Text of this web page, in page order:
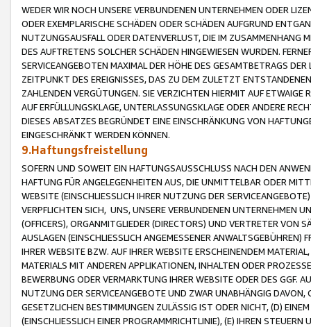
WEDER WIR NOCH UNSERE VERBUNDENEN UNTERNEHMEN ODER
ODER EXEMPLARISCHE SCHÄDEN ODER SCHÄDEN AUFGRUND
NUTZUNGSAUSFALL ODER DATENVERLUST, DIE IM ZUSAMMENHANG
DES AUFTRETENS SOLCHER SCHÄDEN HINGEWIESEN WURDEN.
SERVICEANGEBOTEN MAXIMAL DER HÖHE DES GESAMTBETRAGS
ZEITPUNKT DES EREIGNISSES, DAS ZU DEM ZULETZT
ZAHLENDEN VERGÜTUNGEN. SIE VERZICHTEN HIERMIT AUF
AUF ERFÜLLUNGSKLAGE, UNTERLASSUNGSKLAGE ODER ANDERE
DIESES ABSATZES BEGRÜNDET EINE EINSCHRÄNKUNG VON
EINGESCHRÄNKT WERDEN KÖNNEN.
9.Haftungsfreistellung
SOFERN UND SOWEIT EIN HAFTUNGSAUSSCHLUSS NACH DEN
HAFTUNG FÜR ANGELEGENHEITEN AUS, DIE UNMITTELBAR ODER
WEBSITE (EINSCHLIESSLICH IHRER NUTZUNG DER
VERPFLICHTEN SICH, UNS, UNSERE VERBUNDENEN UNTERNEHMEN
(OFFICERS), ORGANMITGLIEDER (DIRECTORS) UND VERTRETER VON
AUSLAGEN (EINSCHLIESSLICH ANGEMESSENER
IHRER WEBSITE BZW. AUF IHRER WEBSITE ERSCHEINENDEM
MATERIALS MIT ANDEREN APPLIKATIONEN, INHALTEN ODER
BEWERBUNG ODER VERMARKTUNG IHRER WEBSITE ODER DES GGF.
NUTZUNG DER SERVICEANGEBOTE UND ZWAR UNABHÄNGIG
GESETZLICHEN BESTIMMUNGEN ZULÄSSIG IST ODER NICHT, (D)
(EINSCHLIESSLICH EINER PROGRAMMRICHTLINIE), (E) IHREN